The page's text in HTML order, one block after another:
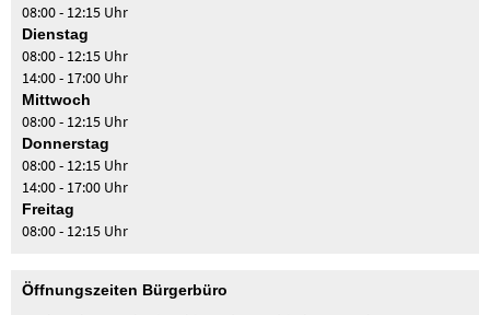
08:00 - 12:15 Uhr
Dienstag
08:00 - 12:15 Uhr
14:00 - 17:00 Uhr
Mittwoch
08:00 - 12:15 Uhr
Donnerstag
08:00 - 12:15 Uhr
14:00 - 17:00 Uhr
Freitag
08:00 - 12:15 Uhr
Öffnungszeiten Bürgerbüro